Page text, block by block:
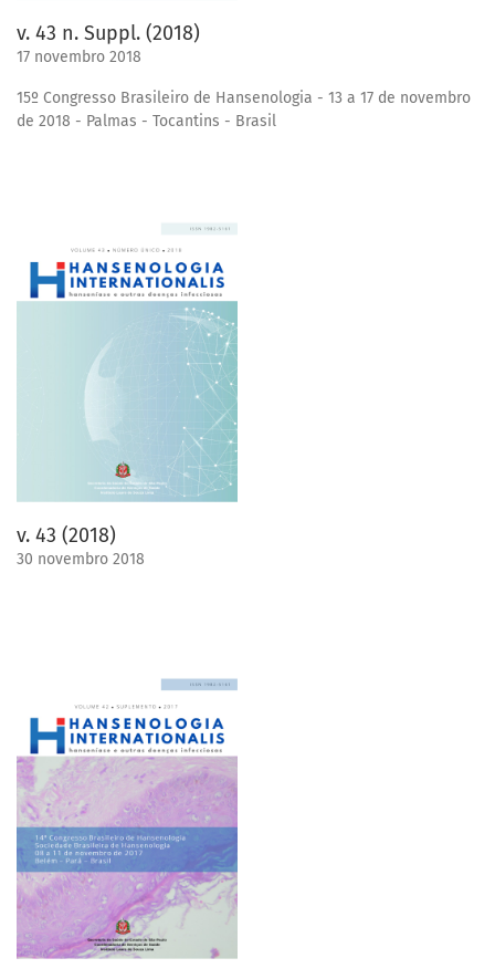
v. 43 n. Suppl. (2018)
17 novembro 2018
15º Congresso Brasileiro de Hansenologia - 13 a 17 de novembro
de 2018 - Palmas - Tocantins - Brasil
v. 43 (2018)
30 novembro 2018